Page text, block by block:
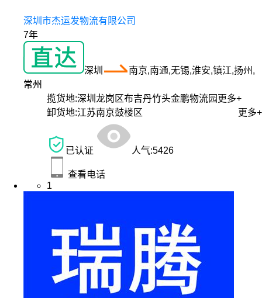
深圳市杰运发物流有限公司
7年
深圳
南京,南通,无锡,淮安,镇江,扬州,
常州
揽货地:深圳龙岗区布吉丹竹头金鹏物流园 更多+
卸货地:江苏南京鼓楼区 更多+
已认证 人气:5426
查看电话
1